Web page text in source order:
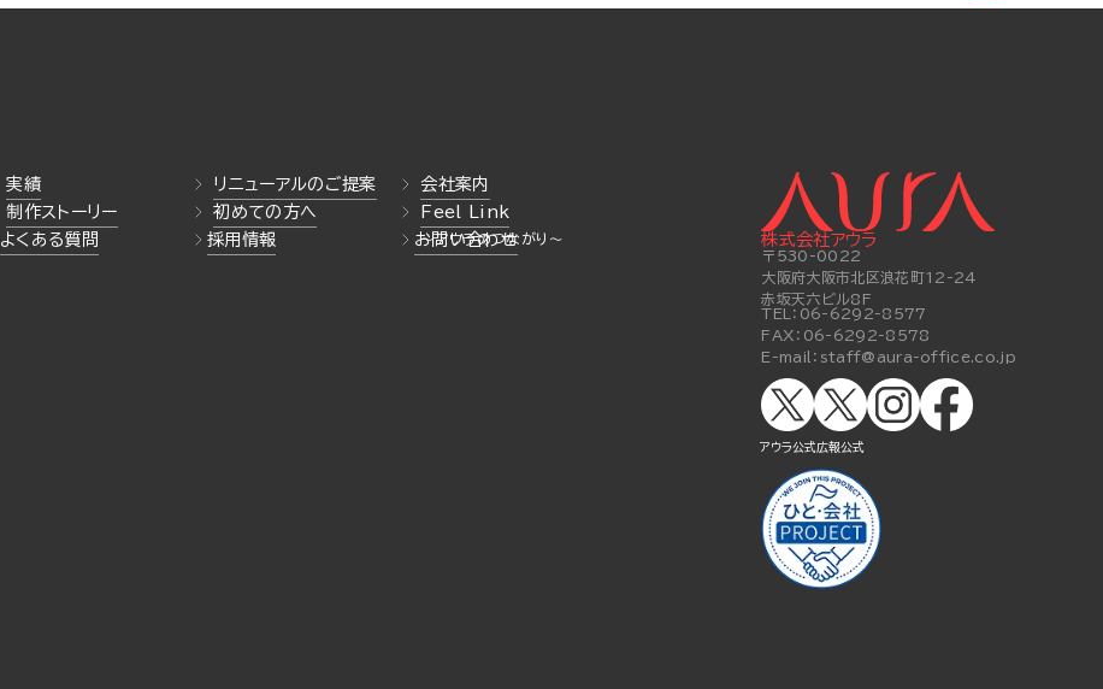
実績 リニューアルのご提案
会社案内
制作ストーリー 初めての方へ
Feel Link
よくある質問 採用情報 お問い合わせ 株式会社アウラ
〒530-0022
大阪府大阪市北区浪花町12-24
赤坂天六ビル8F
TEL： 06-6292-8577
FAX： 06-6292-8578
E-mail： staff@aura-office.co.jp
アウラ公式広報公式